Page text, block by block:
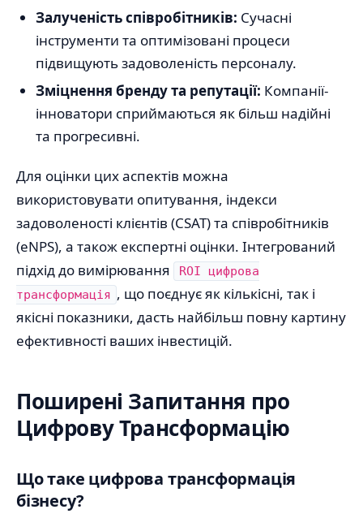
Залученість співробітників: Сучасні
інструменти та оптимізовані процеси
підвищують задоволеність персоналу.
Зміцнення бренду та репутації: Компанії-
інноватори сприймаються як більш надійні
та прогресивні.
Для оцінки цих аспектів можна
використовувати опитування, індекси
задоволеності клієнтів (CSAT) та співробітників
(eNPS), а також експертні оцінки. Інтегрований
підхід до вимірювання
ROI цифрова
трансформація , що поєднує як кількісні, так і
якісні показники, дасть найбільш повну картину
ефективності ваших інвестицій.
Поширені Запитання про
Цифрову Трансформацію
Що таке цифрова трансформація
бізнесу?